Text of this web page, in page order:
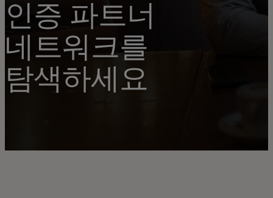
인증 파트너
네트워크를
탐색하세요